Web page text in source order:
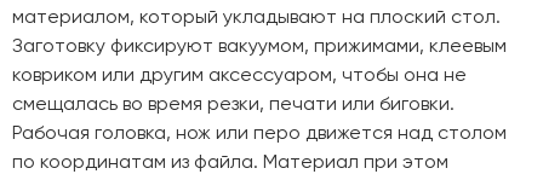
материалом, который укладывают на плоский стол.
Заготовку фиксируют вакуумом, прижимами, клеевым
ковриком или другим аксессуаром, чтобы она не
смещалась во время резки, печати или биговки.
Рабочая головка, нож или перо движется над столом
по координатам из файла. Материал при этом